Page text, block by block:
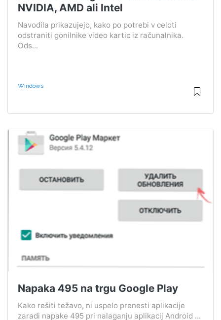
NVIDIA, AMD ali Intel
Navodila prikazujejo, kako po potrebi v celoti
odstraniti gonilnike video kartic iz računalnika.
Ods...
Windows
Napaka 495 na trgu Google Play
Kako rešiti težavo, ni uspelo prenesti aplikacije
zaradi napake 495 pri nalaganju aplikacij Android ...